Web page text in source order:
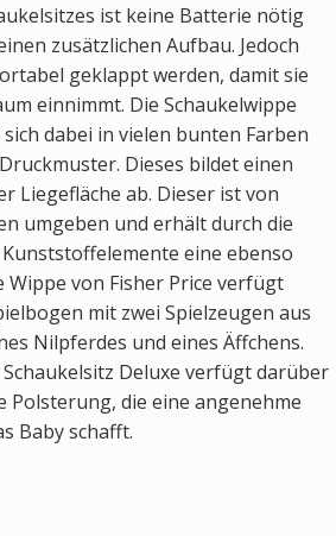
ist keine Batterie nötig
zusätzlichen Aufbau. Jedoch
geklappt werden, damit sie
einnimmt. Die Schaukelwippe
dabei in vielen bunten Farben
Dieses bildet einen
Liegefläche ab. Dieser ist von
umgeben und erhält durch die
eine ebenso
Wippe von Fisher Price verfügt
mit zwei Spielzeugen aus
Nilpferdes und eines Äffchens.
Deluxe verfügt darüber
Polsterung, die eine angenehme
Baby schafft.